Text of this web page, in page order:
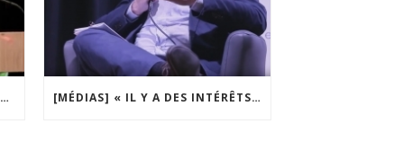
[MÉDIAS] « L’ÉTAT N’ENFERME PAS LES OPPOSANTS : IL LES PRIVE DE MOYENS DE SUBSISTANCE » | CSI [MÉDIAS] « IL Y A DES INTÉRÊTS FINANCIERS DERRIÈRE LA LÉGALISATION DE L’EUTHANASIE » | LES ÉVEILLEURS